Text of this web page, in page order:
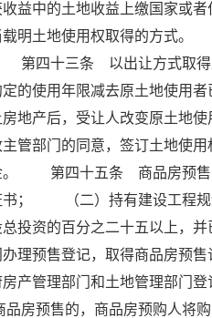
收益中的土地收益上缴国
载明土地使用权取得的方式
四十三条 以出让方式取得
定的使用年限减去原土地使
地产后，受让人改变原土地
管部门的同意，签订土地使
金。 第四十五条 商品房预
书； （二）持有建设工程
总投资的百分之二十五以上
办理预售登记，取得商品房
房产管理部门和土地管理部
售的，商品房预购人将购